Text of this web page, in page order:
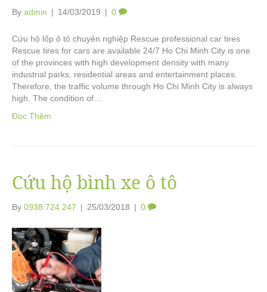
By admin | 14/03/2019 | 0
Cứu hộ lốp ô tô chuyên nghiệp Rescue professional car tires
Rescue tires for cars are available 24/7 Ho Chi Minh City is one
of the provinces with high development density with many
industrial parks, residential areas and entertainment places.
Therefore, the traffic volume through Ho Chi Minh City is always
high. The condition of…
Đọc Thêm
Cứu hộ bình xe ô tô
By 0938.724.247 | 25/03/2018 | 0